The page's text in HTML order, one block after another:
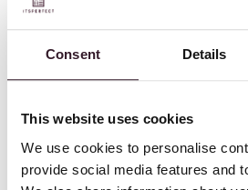
Consent Details
This website uses cookies
We use cookies to personalise
provide social media features and
exportieren und den